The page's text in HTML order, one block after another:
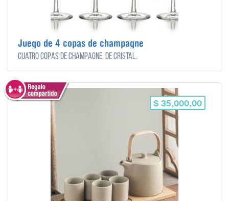
Juego de 4 copas de champagne
Cuatro copas de champagne, de cristal.
$ 35,000,00